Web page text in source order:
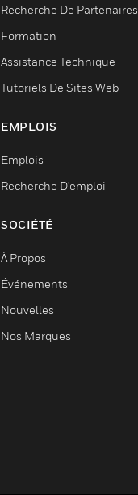
Recherche De Partenaires
Formation
Assistance Technique
Tutoriels De Sites Web
EMPLOIS
Emplois
Recherche D'emploi
SOCIÉTÉ
À Propos
Événements
Nouvelles
Nos Marques